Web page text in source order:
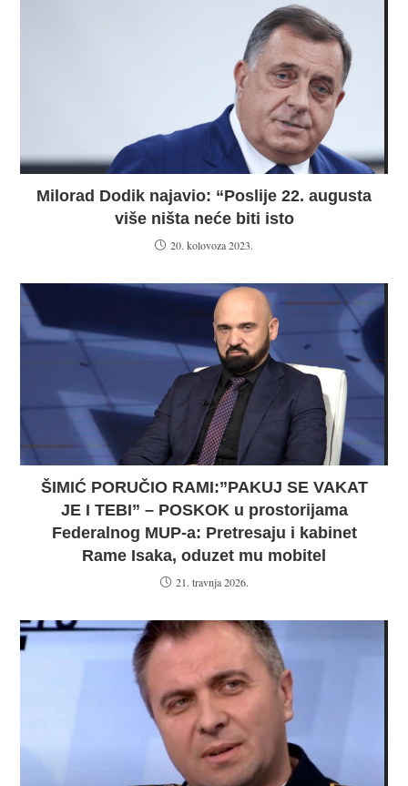
Milorad Dodik najavio: “Poslije 22. augusta
više ništa neće biti isto
20. kolovoza 2023.
ŠIMIĆ PORUČIO RAMI:”PAKUJ SE VAKAT
JE I TEBI” – POSKOK u prostorijama
Federalnog MUP-a: Pretresaju i kabinet
Rame Isaka, oduzet mu mobitel
21. travnja 2026.